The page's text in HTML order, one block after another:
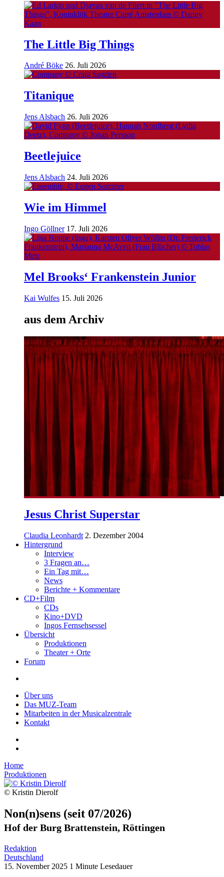
The Little Big Things
André Böke 26. Juli 2026
Titanique
Jens Alsbach 26. Juli 2026
Beetlejuice
Jens Alsbach 24. Juli 2026
Wie im Himmel
Ingo Göllner 17. Juli 2026
Mel Brooks‘ Frankenstein Junior
Kai Wulfes 15. Juli 2026
aus dem Archiv
Jesus Christ Superstar
Claudia Leonhardt 2. Dezember 2004
Hintergrund
Interview
3 Fragen an…
Ein Tag mit…
News
Berichte + Kommentare
CD+Film
CDs
Kino+DVD
Ingos Fernsehsessel
Übersicht
Produktionen
Theater + Orte
Forum
Über uns
Das MUZ-Team
Mitarbeiten in der Musicalzentrale
Kontakt
Home
Produktionen
© Kristin Dierolf
Non(n)sens (seit 07/2026)
Hof der Burg Brattenstein, Röttingen
Redaktion
Deutschland
15. November 2025 1 Minute Lesedauer